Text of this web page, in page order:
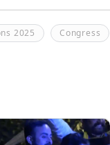
2025 Congress